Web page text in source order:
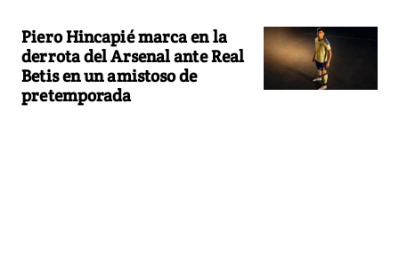
Piero Hincapié marca en la
derrota del Arsenal ante Real
Betis en un amistoso de
pretemporada